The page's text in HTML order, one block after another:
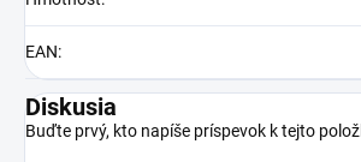
EAN:
Diskusia
Buďte prvý, kto napíše príspevok k tejto